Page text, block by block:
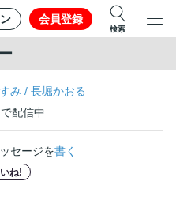
会員登録
検索
み /長堀かおる
で配信中
セージを書く
ね!